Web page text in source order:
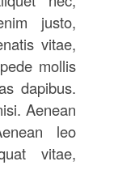
justo,
vitae,
mollis
dapibus.
Aenean
leo
vitae,